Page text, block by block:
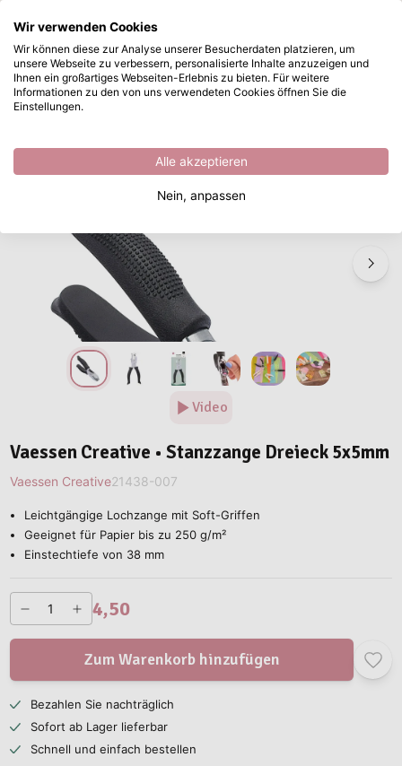
Zum Hauptinhalt springen
Sofort ab Lager lieferbar Vaessen Creative • Stanzzange Dreieck 5x5mm
/ Vaessen Creative /
Video
Vaessen Creative • Stanzzange Dreieck 5x5mm
Vaessen Creative21438-007
Leichtgängige Lochzange mit Soft-Griffen
Geeignet für Papier bis zu 250 g/m²
Einstechtiefe von 38 mm
4,50
Zum Warenkorb hinzufügen
Bezahlen Sie nachträglich
Sofort ab Lager lieferbar
Schnell und einfach bestellen
Wonach suchen Sie?
Wir verwenden Cookies
Wir können diese zur Analyse unserer Besucherdaten platzieren, um
unsere Webseite zu verbessern, personalisierte Inhalte anzuzeigen und
Ihnen ein großartiges Webseiten-Erlebnis zu bieten. Für weitere
Informationen zu den von uns verwendeten Cookies öffnen Sie die
Einstellungen.
Alle akzeptieren
Nein, anpassen